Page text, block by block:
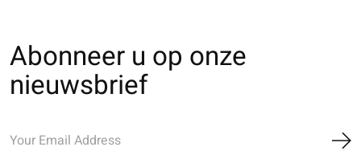
Abonneer u op onze
nieuwsbrief